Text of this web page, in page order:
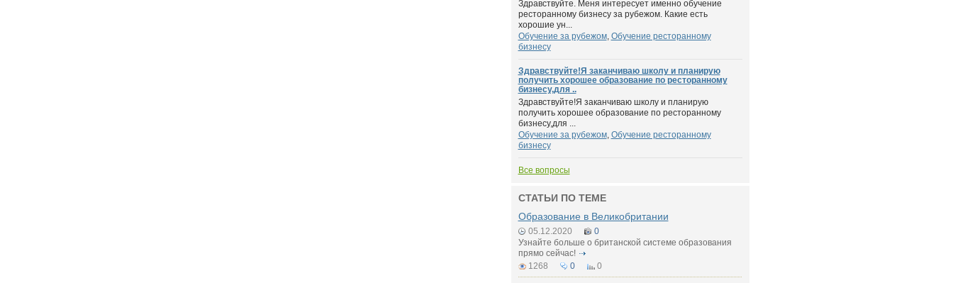
Здравствуйте. Меня интересует именно обучение
ресторанному бизнесу за рубежом. Какие есть
хорошие ун...
Обучение за рубежом, Обучение ресторанному
бизнесу
Здравствуйте!Я заканчиваю школу и планирую
получить хорошее образование по ресторанному
бизнесу,для ..
Здравствуйте!Я заканчиваю школу и планирую
получить хорошее образование по ресторанному
бизнесу,для ...
Обучение за рубежом, Обучение ресторанному
бизнесу
Все вопросы
СТАТЬИ ПО ТЕМЕ
Образование в Великобритании
05.12.2020
0
Узнайте больше о британской системе образования
прямо сейчас!
1268
0 0